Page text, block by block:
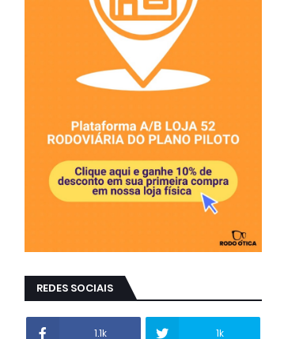
REDES SOCIAIS
1.1k 1k